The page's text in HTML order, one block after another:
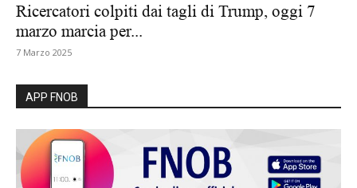
Ricercatori colpiti dai tagli di Trump, oggi 7
marzo marcia per...
7 Marzo 2025
APP FNOB